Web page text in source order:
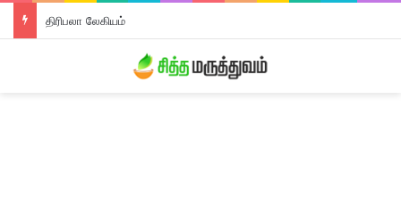
திரிபலா லேகியம்